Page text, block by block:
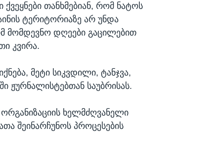
თანხმებიან, რომ ნატოს
ტერიტორიაზე არ უნდა
მომდევნო დღეები გაცილებით
კვირა.
მეტი სიკვდილი, ტანჯვა,
ჟურნალისტებთან საუბრისას.
ხელმძღვანელი
შეინარჩუნოს პროცესების